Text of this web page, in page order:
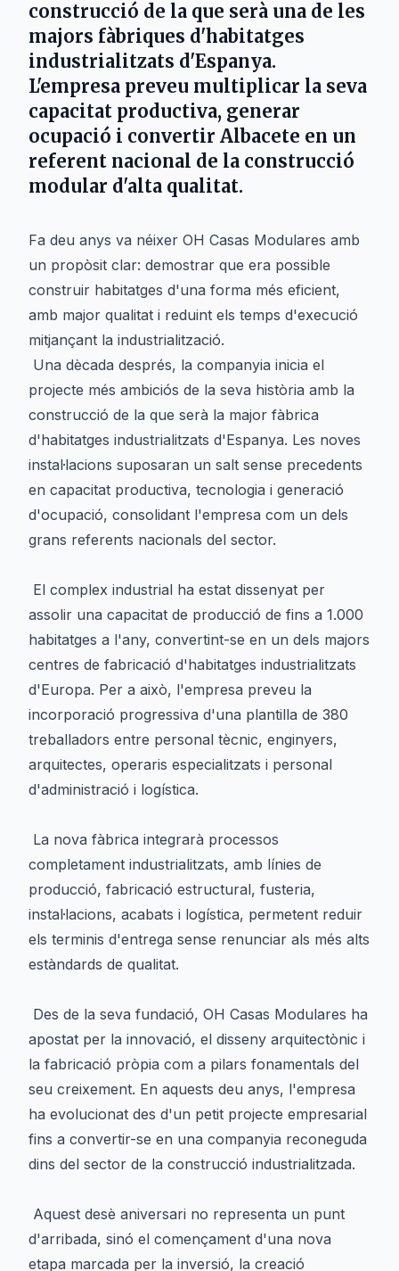
construcció de la que serà una de les
majors fàbriques d'habitatges
industrialitzats d'Espanya.
L'empresa preveu multiplicar la seva
capacitat productiva, generar
ocupació i convertir Albacete en un
referent nacional de la construcció
modular d'alta qualitat.
Fa deu anys va néixer OH Casas Modulares amb
un propòsit clar: demostrar que era possible
construir habitatges d'una forma més eficient,
amb major qualitat i reduint els temps d'execució
mitjançant la industrialització.
Una dècada després, la companyia inicia el
projecte més ambiciós de la seva història amb la
construcció de la que serà la major fàbrica
d'habitatges industrialitzats d'Espanya. Les noves
instal·lacions suposaran un salt sense precedents
en capacitat productiva, tecnologia i generació
d'ocupació, consolidant l'empresa com un dels
grans referents nacionals del sector.
El complex industrial ha estat dissenyat per
assolir una capacitat de producció de fins a 1.000
habitatges a l'any, convertint-se en un dels majors
centres de fabricació d'habitatges industrialitzats
d'Europa. Per a això, l'empresa preveu la
incorporació progressiva d'una plantilla de 380
treballadors entre personal tècnic, enginyers,
arquitectes, operaris especialitzats i personal
d'administració i logística.
La nova fàbrica integrarà processos
completament industrialitzats, amb línies de
producció, fabricació estructural, fusteria,
instal·lacions, acabats i logística, permetent reduir
els terminis d'entrega sense renunciar als més alts
estàndards de qualitat.
Des de la seva fundació, OH Casas Modulares ha
apostat per la innovació, el disseny arquitectònic i
la fabricació pròpia com a pilars fonamentals del
seu creixement. En aquests deu anys, l'empresa
ha evolucionat des d'un petit projecte empresarial
fins a convertir-se en una companyia reconeguda
dins del sector de la construcció industrialitzada.
Aquest desè aniversari no representa un punt
d'arribada, sinó el començament d'una nova
etapa marcada per la inversió, la creació